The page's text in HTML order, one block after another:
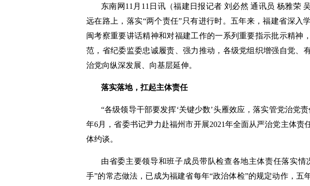
东南网11月11日讯（福建日报记者 刘必然 通讯员 杨雅荣
远在路上，落实“两个责任”只有进行时。五年来，福建省深入
闽考察重要讲话精神和对福建工作的一系列重要指示批示精神
范，省纪委监委忠诚履责、强力推动，各级党组织增强自觉、
治党向纵深发展、向基层延伸。
落实落地，扛起主体责任
“各级领导干部要发挥‘关键少数’头雁效应，落实管党治党
年6月，省委书记尹力赴福州市开展2021年全面从严治党主体责
体约谈。
由省委主要领导和班子成员带队检查各地主体责任落实情
手”的常态做法，已成为福建省每年“政治体检”的规定动作，五